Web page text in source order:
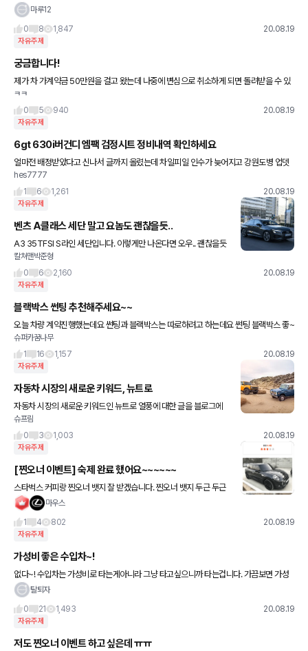
거라 확신을 가지고는 신형 s90 계약을 걸어둔 상태였는데 얼마전에 접했던 지리-볼보
마루12
0
8 1,847 20.08.19
자유주제
궁금합니다!
제가 차 가계약금 50만원을 걸고 왔는데 나중에 변심으로 취소하게 되면 돌려받을 수 있
는건가요??만약에 취소한다고 하면 알아서 돌려주나요 아니면 제가 취소 후 계약금을 돌
려달라고 말해야하나여??
ㅋㅋ
0
5 940 20.08.19
자유주제
6gt 630i버건디 엠팩 검정시트 정비내역 확인하세요
얼마전 배정받았다고 신나서 글까지 올렸는데 차일피일 인수가 늦어지고 강원도병 업뎃
이 늦어져서 그런다고 핑계만 대길래 서비스센터 연락해서 차대번호로 정비내역확인하
니 브레이크이상으로 확인중이고 영업사원
hes7777
1
6 1,261 20.08.19
자유주제
벤츠 A클래스 세단 말고 요놈도 괜찮을듯..
A3 35TFSI S라인 세단입니다. 이렇게만 나온다면 오우.. 괜찮을듯
ㅎㅎ 1시리즈는 디젤만 나오고 A클래스는 옵션이 다소 비약해서 옵
칼쳐맨박준형
0
6 2,160 20.08.19
자유주제
블랙박스 썬팅 추천해주세요~~
오늘 차량 계약진행했는데요 썬팅과 블랙박스는 따로하려고 하는데요 썬팅 블랙박스 좋~
은걸로 추천 부탁드립니다~~^^
슈퍼카꿈나무
1
16 1,157 20.08.19
자유주제
자동차 시장의 새로운 키워드, 뉴트로
자동차 시장의 새로운 키워드인 뉴트로 열풍에 대한 글을 블로그에
썼습니다. 물론 여기에 지프가 공개한 새로운 SUV의 티저도 언급되
슈프림
0
3 1,003 20.08.19
자유주제
[찐오너 이벤트] 숙제 완료 했어요~~~~~~
스타벅스 커피랑 찐오너 뱃지 잘 받겠습니다. 찐오너 뱃지 두근 두근
마우스
1
4 802 20.08.19
자유주제
가성비 좋은 수입차~!
없다~! 수입차는 가성비로 타는게아니라 그냥 타고싶으니까 타는겁니다. 가끔보면 가성
비라는 말이나오는데 저는 아무리 생각을 해봐도 수입차는 가성비랑 관계가 없다고 보거
탈퇴자
0
21 1,493 20.08.19
자유주제
저도 찐오너 이벤트 하고 싶은데 ㅠㅠ